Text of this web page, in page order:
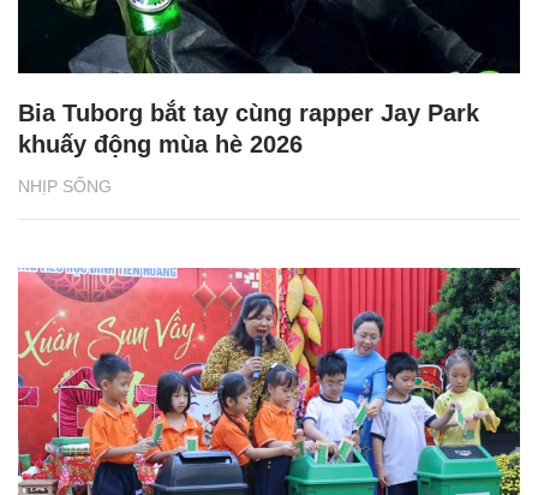
NHỊP SỐNG
Bia Tuborg bắt tay cùng rapper Jay Park
khuấy động mùa hè 2026